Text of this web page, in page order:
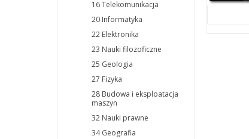
16 Telekomunikacja
20 Informatyka
22 Elektronika
23 Nauki filozoficzne
25 Geologia
27 Fizyka
28 Budowa i eksploatacja
maszyn
32 Nauki prawne
34 Geografia